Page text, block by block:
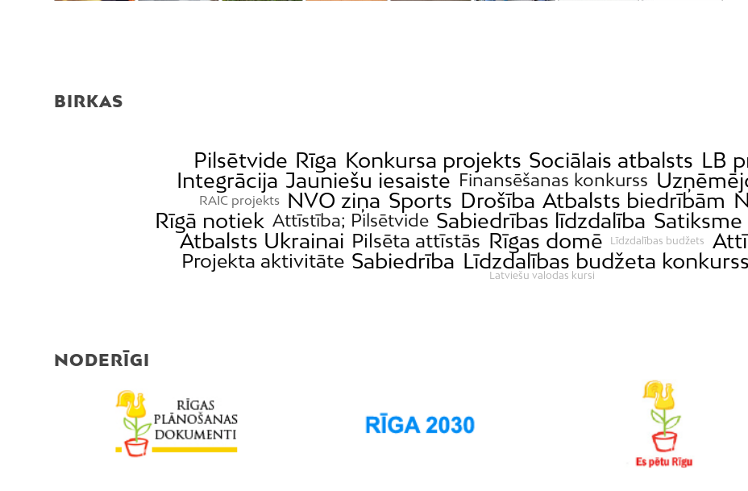
BIRKAS
Pilsētvide Rīga Konkursa projekts Sociālais atbalsts LB
Integrācija Jauniešu iesaiste Finansēšanas konkurss
RAIC projekts NVO ziņa Sports Drošība Atbalsts biedrībām
Rīgā notiek Attīstība; Pilsētvide Sabiedrības līdzdalība Satiksme
Atbalsts Ukrainai Pilsēta attīstās Rīgas domē Līdzdalības budžets
Projekta aktivitāte Sabiedrība Līdzdalības budžeta konkurss
Latviešu valodas kursi
NODERĪGI